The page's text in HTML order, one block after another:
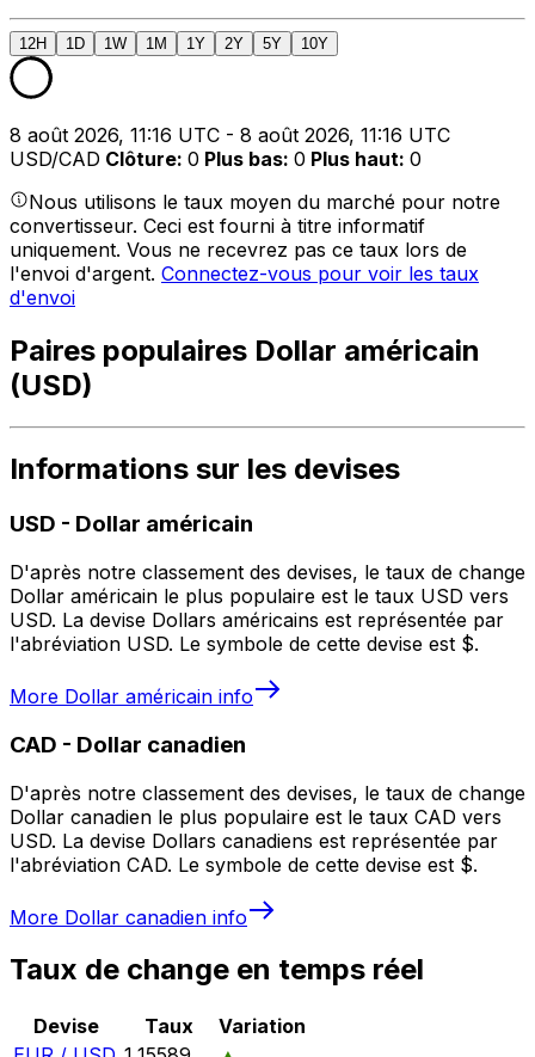
12H 1D 1W 1M 1Y 2Y 5Y 10Y
8 août 2026, 11:16 UTC - 8 août 2026, 11:16 UTC
USD/CAD Clôture: 0 Plus bas: 0 Plus haut: 0
Nous utilisons le taux moyen du marché pour notre
convertisseur. Ceci est fourni à titre informatif
uniquement. Vous ne recevrez pas ce taux lors de
l'envoi d'argent. Connectez-vous pour voir les taux
d'envoi
Paires populaires Dollar américain
(USD)
Informations sur les devises
USD - Dollar américain
D'après notre classement des devises, le taux de change
Dollar américain le plus populaire est le taux USD vers
USD. La devise Dollars américains est représentée par
l'abréviation USD. Le symbole de cette devise est $.
More Dollar américain info
CAD - Dollar canadien
D'après notre classement des devises, le taux de change
Dollar canadien le plus populaire est le taux CAD vers
USD. La devise Dollars canadiens est représentée par
l'abréviation CAD. Le symbole de cette devise est $.
More Dollar canadien info
Taux de change en temps réel
Devise Taux
Variation